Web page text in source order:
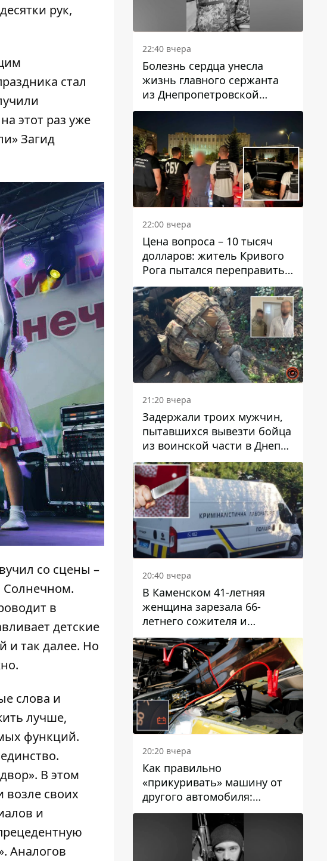
рук,
стал
этот раз уже
Загид
со сцены –
Солнечном.
в
детские
и так далее. Но
слова и
лучше,
функций.
В этом
возле своих
и
Аналогов
22:40 вчера
Болезнь сердца унесла
жизнь главного сержанта
из Днепропетровской
области Юрия Свистуна
22:00 вчера
Цена вопроса – 10 тысяч
долларов: житель Кривого
Рога пытался переправить
мужчину в Словакию
21:20 вчера
Задержали троих мужчин,
пытавшихся вывезти бойца
из воинской части в Днепр
за 7 тысяч долларов: среди
них был врач
20:40 вчера
В Каменском 41-летняя
женщина зарезала 66-
летнего сожителя и
пыталась обмануть
полицейских
20:20 вчера
Как правильно
«прикуривать» машину от
другого автомобиля:
инструкция для водителей